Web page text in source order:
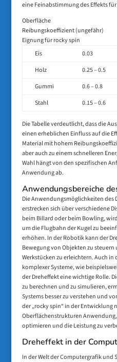
eine Feinabstimmung des Effekts
Oberfläche
Reibungskoeffizient (ungefähr)
Eignung für rocky spin
Eis
0.03
Holz
0.25 – 0.5
Gummi
0.6 – 0.8
Stahl
0.15 – 0.6
Die Tabelle verdeutlicht, dass die
einen erheblichen Einfluss auf die
Material mit hohem
aber auch zu einem schnelleren
Wahl hängt von den spezifischen
Anwendung ab.
Anwendungsbereiche
Die Anwendungsmöglichkeiten des
erstrecken sich über verschiedene
beim Billard oder beim Bowling,
um die Flugbahn der Kugel zu
erhöhen. In der Robotik kann der
Bewegung von Objekten zu
Werkstücken zu erleichtern. Auch
komplexer Systeme, wie
der Dreheffekt eine wichtige Rolle.
zu berechnen und zu simulieren,
Systems besser zu verstehen und
der „rocky spin“ in der Entwicklung
Oberflächenstrukturen
optimieren und die Leistung zu
Dreheffekt in der
In der Welt der Computergrafik und